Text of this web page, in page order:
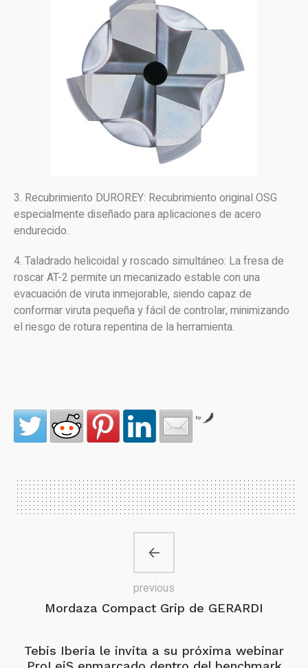
3. Recubrimiento DUROREY: Recubrimiento original OSG
especialmente diseñado para aplicaciones de acero
endurecido.
4. Taladrado helicoidal y roscado simultáneo: La fresa de
roscar AT-2 permite un mecanizado estable con una
evacuación de viruta inmejorable, siendo capaz de
conformar viruta pequeña y fácil de controlar, minimizando
el riesgo de rotura repentina de la herramienta.
by
Mordaza Compact Grip de GERARDI
previous
Tebis Iberia le invita a su próxima webinar